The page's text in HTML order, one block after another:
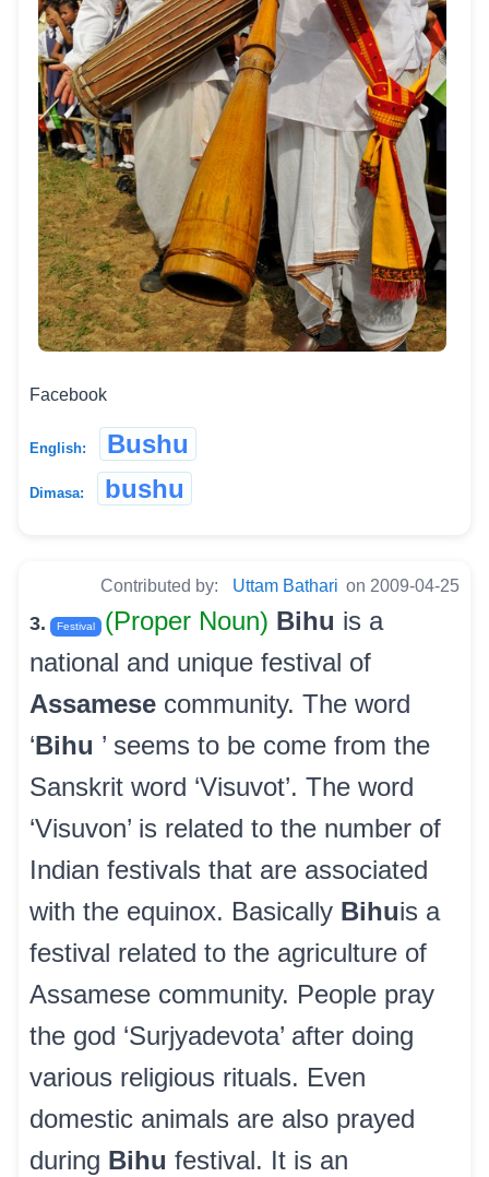
Facebook
English: Bushu
Dimasa: bushu
Contributed by: Uttam Bathari on 2009-04-25
3. Festival (Proper Noun) Bihu is a
national and unique festival of
Assamese community. The word
‘Bihu ’ seems to be come from the
Sanskrit word ‘Visuvot’. The word
‘Visuvon’ is related to the number of
Indian festivals that are associated
with the equinox. Basically Bihuis a
festival related to the agriculture of
Assamese community. People pray
the god ‘Surjyadevota’ after doing
various religious rituals. Even
domestic animals are also prayed
during Bihu festival. It is an